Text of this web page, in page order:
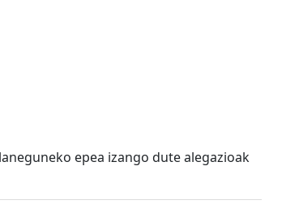
epea izango dute alegazioak